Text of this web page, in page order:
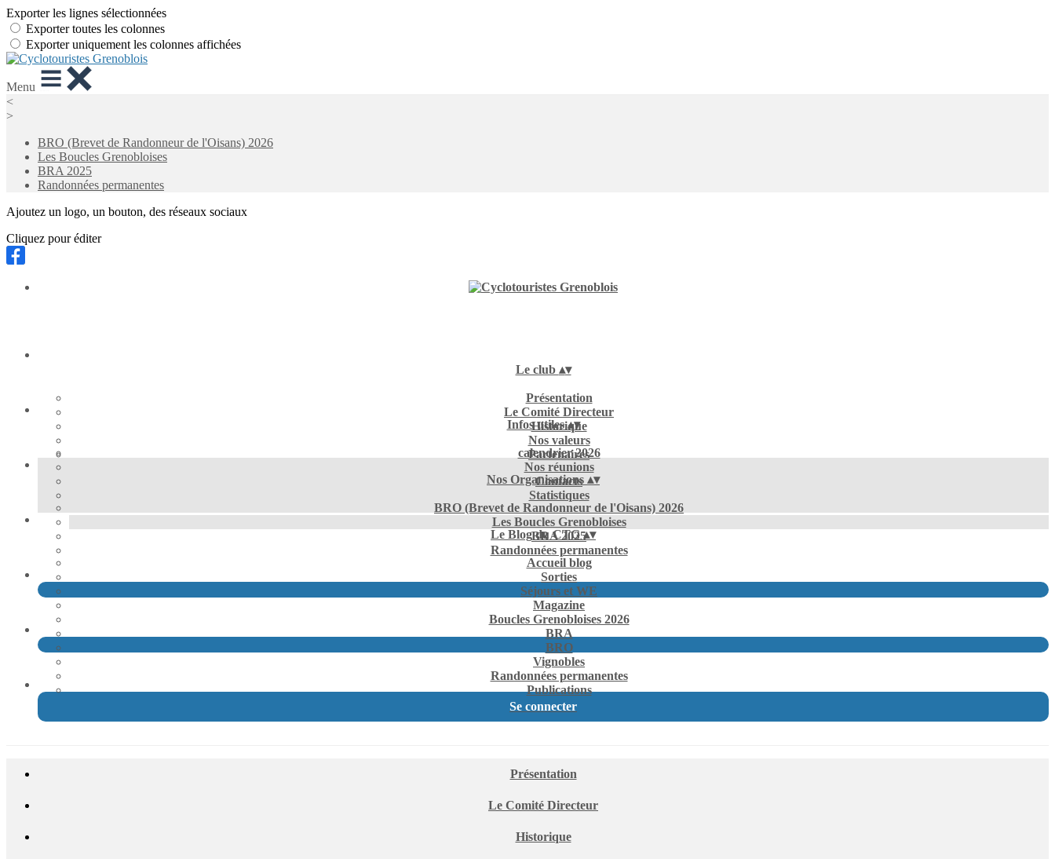
Exporter les lignes sélectionnées
Exporter toutes les colonnes
Exporter uniquement les colonnes affichées
Menu
<
>
BRO (Brevet de Randonneur de l'Oisans) 2026
Les Boucles Grenobloises
BRA 2025
Randonnées permanentes
Ajoutez un logo, un bouton, des réseaux sociaux
Cliquez pour éditer
Le club ▴▾
Présentation
Le Comité Directeur
Historique
Nos valeurs
Partenaires
Infos utiles▴▾
calendrier 2026
Nos réunions
Contacts
Statistiques
Nos Organisations ▴▾
BRO (Brevet de Randonneur de l'Oisans) 2026
Les Boucles Grenobloises
BRA 2025
Randonnées permanentes
Le Blog du CTG▴▾
Accueil blog
Sorties
Séjours et WE
Magazine
Boucles Grenobloises 2026
BRA
BRO
Vignobles
Randonnées permanentes
Publications
Se connecter
Présentation
Le Comité Directeur
Historique